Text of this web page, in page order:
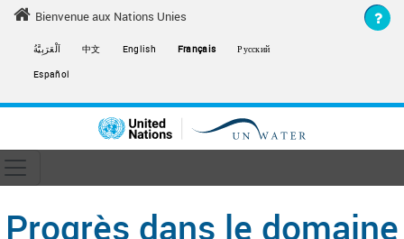
Skip to main content
Bienvenue aux Nations Unies
اَلْعَرَبِيَّةُ 中文 English Français
Русский
Español
Toggle navigation
navigation
Progrès dans le domaine